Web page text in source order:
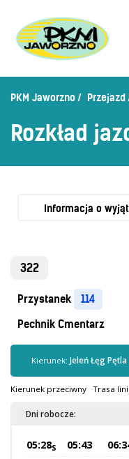
Zaplanuj
Mapa
PKM Jaworzno Przejazd
Rozkład
Informacja o
322
Przystanek 114
Pechnik Cmentarz
Kierunek: Jeleń Łęg Pętla
Kierunek przeciwny Trasa linii
Dni robocze:
05:28S 05:43